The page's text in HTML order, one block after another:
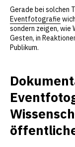
Gerade bei solchen
Eventfotografie
sondern zeigen, wie
Gesten, in
Publikum.